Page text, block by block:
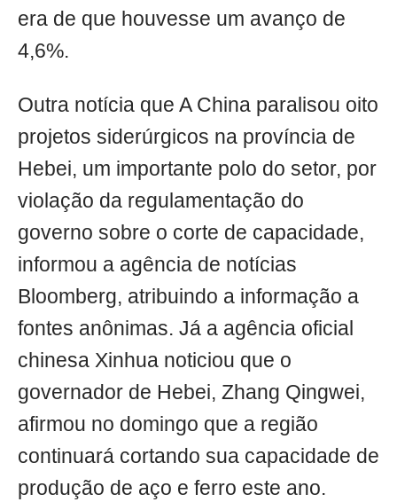
era de que houvesse um avanço de
4,6%.
Outra notícia que A China paralisou oito
projetos siderúrgicos na província de
Hebei, um importante polo do setor, por
violação da regulamentação do
governo sobre o corte de capacidade,
informou a agência de notícias
Bloomberg, atribuindo a informação a
fontes anônimas. Já a agência oficial
chinesa Xinhua noticiou que o
governador de Hebei, Zhang Qingwei,
afirmou no domingo que a região
continuará cortando sua capacidade de
produção de aço e ferro este ano.